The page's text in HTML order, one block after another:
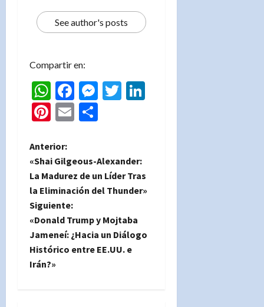
See author's posts
Compartir en:
WhatsApp
Facebook
Messenger
Twitter
Pinterest
Email
N
a
v
e
g
a
Anterior:
«Shai Gilgeous-Alexander:
La Madurez de un Líder Tras
la Eliminación del Thunder»
Siguiente:
«Donald Trump y Mojtaba
Jameneí: ¿Hacia un Diálogo
Histórico entre EE.UU. e
Irán?»